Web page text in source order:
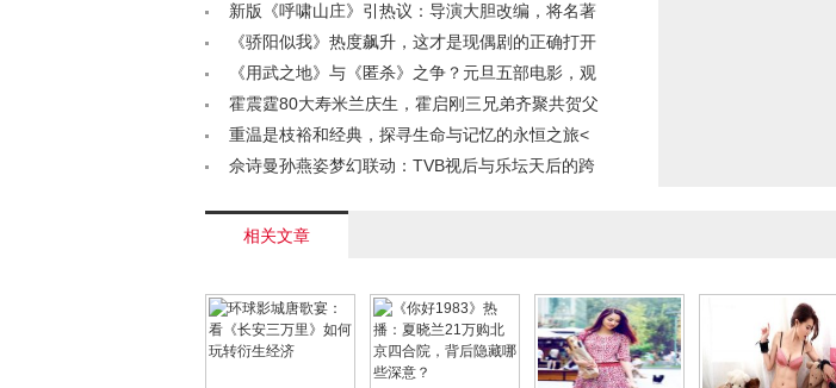
新版《呼啸山庄》引热议：导演大胆改编，将名著
变身14岁幻想< /a>
《骄阳似我》热度飙升，这才是现偶剧的正确打开
方式< /a>《用武之地》与《匿杀》之争？元旦五部电影，观
众为何提不起兴趣< /a>
霍震霆80大寿米兰庆生，霍启刚三兄弟齐聚共贺父
亲寿辰< /a>
重温是枝裕和经典，探寻生命与记忆的永恒之旅<
/a> 佘诗曼孙燕姿梦幻联动：TVB视后与乐坛天后的跨
相关文章